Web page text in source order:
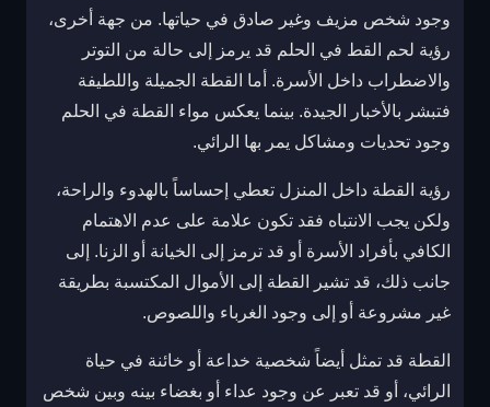
وجود شخص مزيف وغير صادق في حياتها. من جهة أخرى،
رؤية لحم القط في الحلم قد يرمز إلى حالة من التوتر
والاضطراب داخل الأسرة. أما القطة الجميلة واللطيفة
فتبشر بالأخبار الجيدة. بينما يعكس مواء القطة في الحلم
وجود تحديات ومشاكل يمر بها الرائي.
رؤية القطة داخل المنزل تعطي إحساساً بالهدوء والراحة،
ولكن يجب الانتباه فقد تكون علامة على عدم الاهتمام
الكافي بأفراد الأسرة أو قد ترمز إلى الخيانة أو الزنا. إلى
جانب ذلك، قد تشير القطة إلى الأموال المكتسبة بطريقة
غير مشروعة أو إلى وجود الغرباء واللصوص.
القطة قد تمثل أيضاً شخصية خداعة أو خائنة في حياة
الرائي، أو قد تعبر عن وجود عداء أو بغضاء بينه وبين شخص